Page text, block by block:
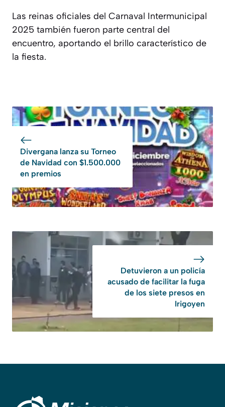
Las reinas oficiales del Carnaval Intermunicipal
2025 también fueron parte central del
encuentro, aportando el brillo característico de
la fiesta.
Divergana lanza su Torneo
de Navidad con $1.500.000
en premios
Detuvieron a un policía
acusado de facilitar la fuga
de los siete presos en
Irigoyen